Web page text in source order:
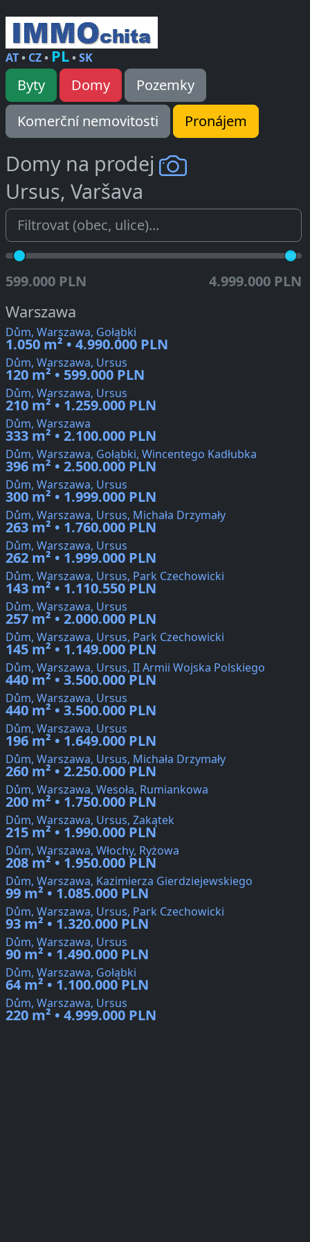
AT• CZ• PL•SK
Byty Domy
Pozemky
Komerční nemovitosti
Pronájem
Domy na prodej
Ursus, Varšava
599.000 PLN 4.999.000 PLN
Warszawa
Dům, Warszawa, Gołąbki
1.050 m² • 4.990.000 PLN
Dům, Warszawa, Ursus
120 m² • 599.000 PLN
Dům, Warszawa, Ursus
210 m² • 1.259.000 PLN
Dům, Warszawa
333 m² • 2.100.000 PLN
Dům, Warszawa, Gołąbki, Wincentego Kadłubka
396 m² • 2.500.000 PLN
Dům, Warszawa, Ursus
300 m² • 1.999.000 PLN
Dům, Warszawa, Ursus, Michała Drzymały
263 m² • 1.760.000 PLN
Dům, Warszawa, Ursus
262 m² • 1.999.000 PLN
Dům, Warszawa, Ursus, Park Czechowicki
143 m² • 1.110.550 PLN
Dům, Warszawa, Ursus
257 m² • 2.000.000 PLN
Dům, Warszawa, Ursus, Park Czechowicki
145 m² • 1.149.000 PLN
Dům, Warszawa, Ursus, II Armii Wojska Polskiego
440 m² • 3.500.000 PLN
Dům, Warszawa, Ursus
440 m² • 3.500.000 PLN
Dům, Warszawa, Ursus
196 m² • 1.649.000 PLN
Dům, Warszawa, Ursus, Michała Drzymały
260 m² • 2.250.000 PLN
Dům, Warszawa, Wesoła, Rumiankowa
200 m² • 1.750.000 PLN
Dům, Warszawa, Ursus, Zakątek
215 m² • 1.990.000 PLN
Dům, Warszawa, Włochy, Ryżowa
208 m² • 1.950.000 PLN
Dům, Warszawa, Kazimierza Gierdziejewskiego
99 m² • 1.085.000 PLN
Dům, Warszawa, Ursus, Park Czechowicki
93 m² • 1.320.000 PLN
Dům, Warszawa, Ursus
90 m² • 1.490.000 PLN
Dům, Warszawa, Gołąbki
64 m² • 1.100.000 PLN
Dům, Warszawa, Ursus
220 m² • 4.999.000 PLN